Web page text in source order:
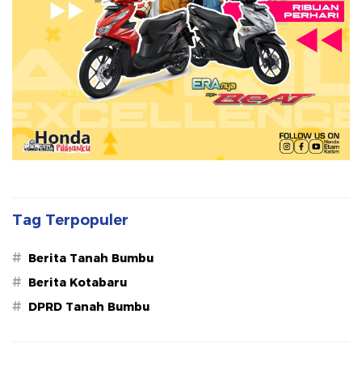
Tag Terpopuler
# Berita Tanah Bumbu
# Berita Kotabaru
# DPRD Tanah Bumbu